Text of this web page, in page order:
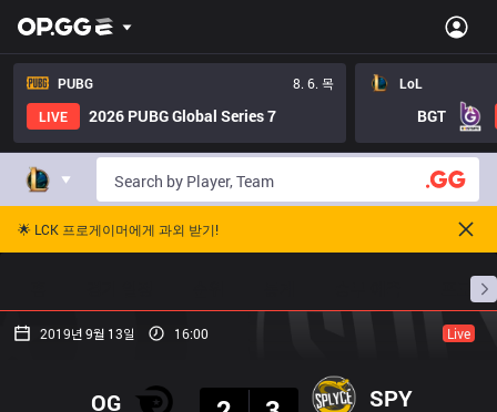
PUBG
8. 6. 목
LIVE
2026 PUBG Global Series 7
LoL
BGT
🌟 LCK 프로게이머에게 과외 받기!
프로빌
2019년 9월 13일 16:00 Live
OG SPY